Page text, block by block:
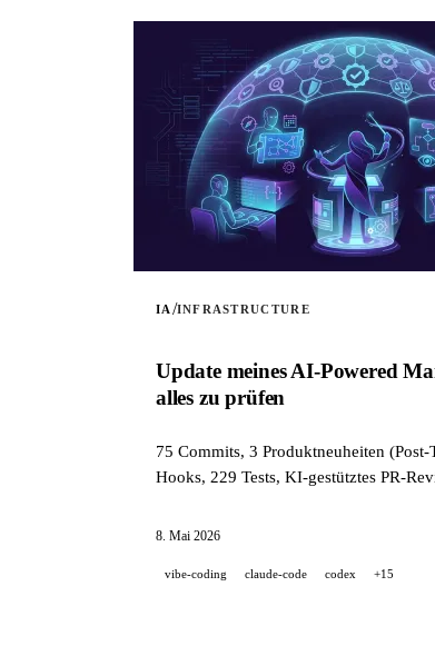
IA /INFRASTRUCTURE
Update meines AI-Powered
alles zu prüfen
75 Commits, 3 Produktneuheiten
Hooks, 229 Tests, KI-gestütztes PR-
8. Mai 2026
vibe-coding claude-code codex +15